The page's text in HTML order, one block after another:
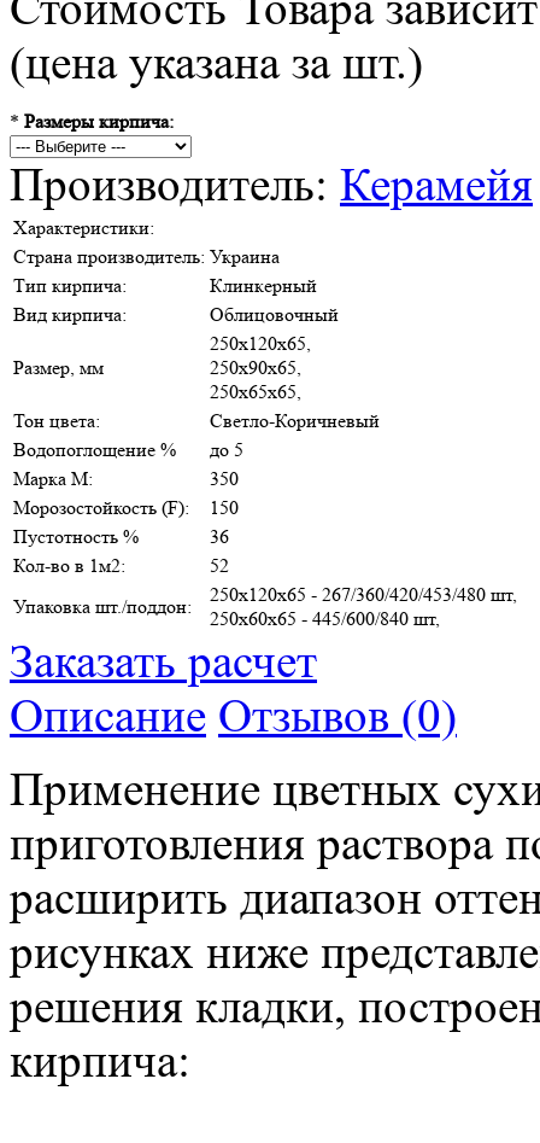
(цена указана за шт.)
* Размеры кирпича:
Производитель: Керамейя
Характеристики:
Страна производитель: Украина
Тип кирпича:
Клинкерный
Вид кирпича:
Облицовочный
Размер, мм
250х120х65,
250х90х65,
250х65х65,
Тон цвета:
Светло-Коричневый
Водопоглощение %
до 5
Марка М:
350
Морозостойкость (F):
150
Пустотность %
36
Кол-во в 1м2:
52
Упаковка шт./поддон:
250х120х65 - 267/360/420/453/480 шт,
250х60х65 - 445/600/840 шт,
Заказать расчет
Описание Отзывов (0)
Применение цветных
приготовления раствора
расширить диапазон
рисунках ниже
решения кладки,
кирпича: